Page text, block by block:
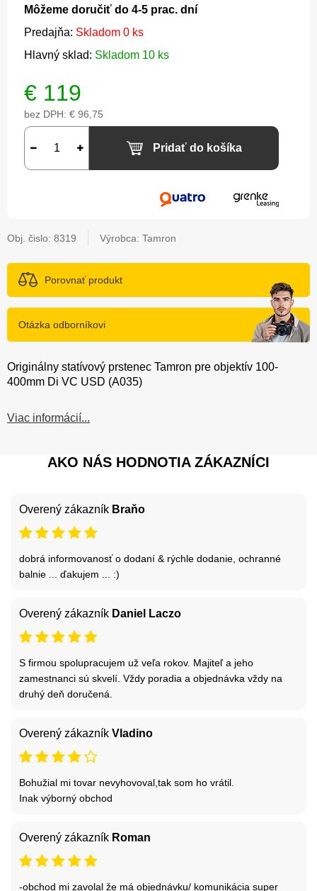
Môžeme doručiť do 4-5 prac. dní
Predajňa: Skladom 0 ks
Hlavný sklad: Skladom 10 ks
€ 119
bez DPH: € 96,75
Pridať do košíka
Obj. čislo: 8319 Výrobca: Tamron
Porovnať produkt
Otázka odborníkovi
Originálny statívový prstenec Tamron pre objektív 100-
400mm Di VC USD (A035)
Viac informácií...
AKO NÁS HODNOTIA ZÁKAZNÍCI
Overený zákazník Braňo
dobrá informovanosť o dodaní & rýchle dodanie, ochranné
balnie ... ďakujem ... :)
Overený zákazník Daniel Laczo
S firmou spolupracujem už veľa rokov. Majiteľ a jeho
zamestnanci sú skvelí. Vždy poradia a objednávka vždy na
druhý deň doručená.
Overený zákazník Vladino
Bohužial mi tovar nevyhovoval,tak som ho vrátil.
Inak výborný obchod
Overený zákazník Roman
-obchod mi zavolal že má objednávku/ komunikácia super